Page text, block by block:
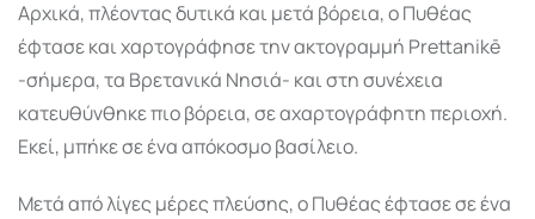
Αρχικά, πλέοντας δυτικά και μετά βόρεια, ο Πυθέας
έφτασε και χαρτογράφησε την ακτογραμμή Prettanikē
-σήμερα, τα Βρετανικά Νησιά- και στη συνέχεια
κατευθύνθηκε πιο βόρεια, σε αχαρτογράφητη περιοχή.
Εκεί, μπήκε σε ένα απόκοσμο βασίλειο.
Μετά από λίγες μέρες πλεύσης, ο Πυθέας έφτασε σε ένα